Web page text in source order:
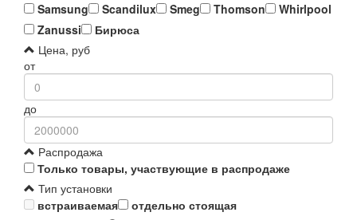
Samsung
Scandilux Smeg Thomson
Whirlpool
Zanussi
Бирюса
Цена, руб
от
до
Распродажа
Только товары, участвующие в распродаже
Тип установки
встраиваемая
отдельно стоящая